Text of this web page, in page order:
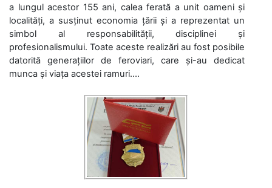
a lungul acestor 155 ani, calea ferată a unit oameni și
localități, a susținut economia țării și a reprezentat un
simbol al responsabilității, disciplinei și
profesionalismului. Toate aceste realizări au fost posibile
datorită generațiilor de feroviari, care și-au dedicat
munca și viața acestei ramuri....